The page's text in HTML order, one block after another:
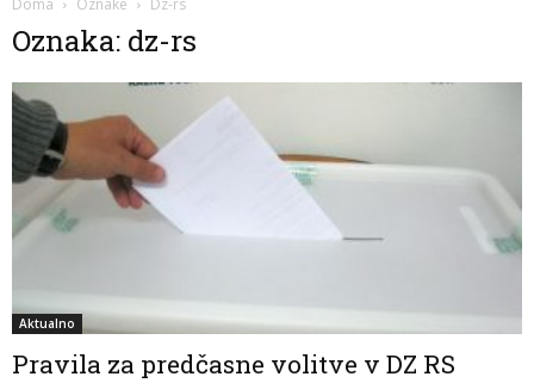
Doma Oznake Dz-rs
Oznaka: dz-rs
Aktualno
Pravila za predčasne volitve v DZ RS